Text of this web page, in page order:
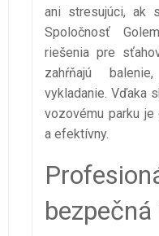
ani stresujúci, ak
Spoločnosť
riešenia pre
zahŕňajú
vykladanie. Vďaka
vozovému parku
a efektívny.